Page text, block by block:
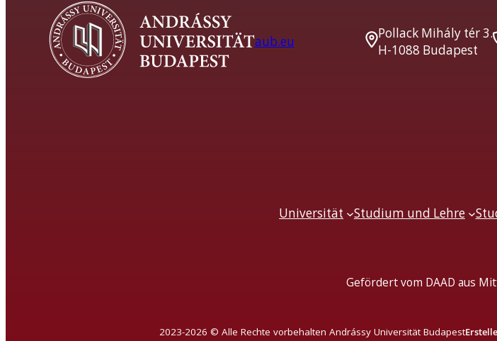
aub.eu
Pollack Mihály tér 3.
H-1088 Budapest
Universität Studium und Lehre
Gefördert vom DAAD aus
2023-2026 © Alle Rechte vorbehalten Andrássy Universität Budapest